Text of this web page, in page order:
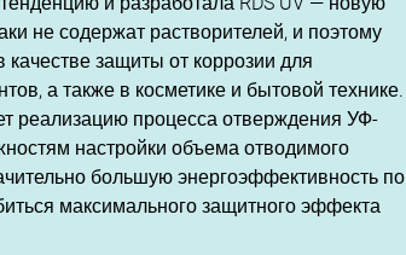
не содержат растворителей, и поэтому
защиты от коррозии для
а также в косметике и бытовой технике.
реализацию процесса отверждения УФ-
настройки объема отводимого
большую энергоэффективность по
максимального защитного эффекта